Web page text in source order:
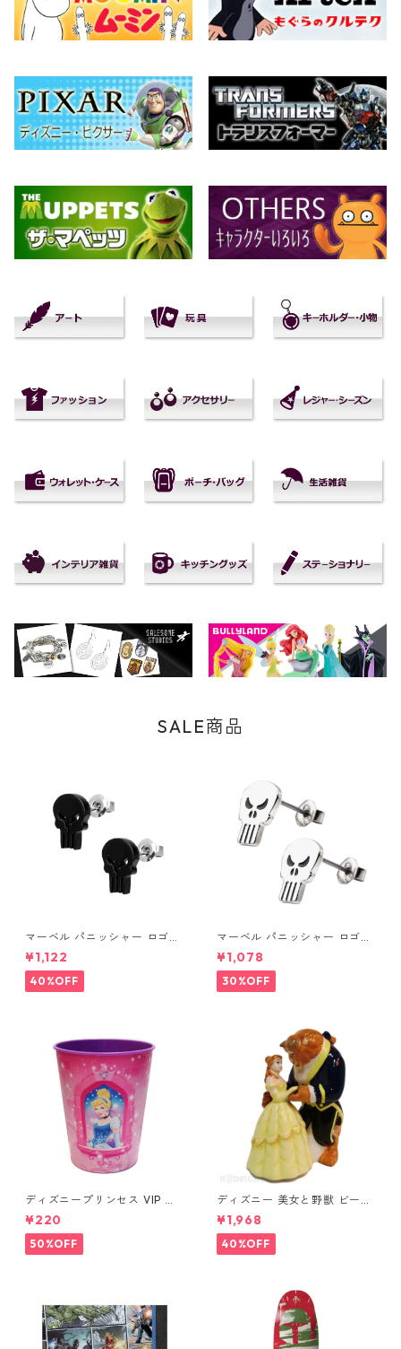
SALE商品
マーベル パニッシャー ロゴス
タッドピアス ブラック MARV
EL
¥1,122
40%OFF
マーベル パニッシャー ロゴス
タッドピアス シルバー MARV
EL
¥1,078
30%OFF
ディズニープリンセス VIP パ
ーティーカップ コップ DISNE
Y
¥220
50%OFF
ディズニー 美女と野獣 ビース
ト&ベル ソルト&ペッパー DIS
NEY
¥1,968
40%OFF